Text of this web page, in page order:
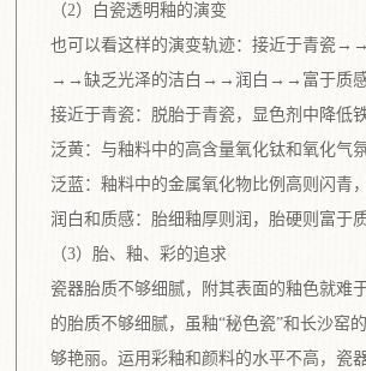
（2）白瓷透明釉的演变
也可以看这样的演变轨迹：接近于青瓷
→→缺乏光泽的洁白→→润白→→富于质感
接近于青瓷：脱胎于青瓷，显色剂中降低
泛黄：与釉料中的高含量氧化钛和氧化气
泛蓝：釉料中的金属氧化物比例高则闪青
润白和质感：胎细釉厚则润，胎硬则富于质
（3）胎、釉、彩的追求
瓷器胎质不够细腻，附其表面的釉色就难
的胎质不够细腻，虽釉“秘色瓷”和长沙窑
够艳丽。运用彩釉和颜料的水平不高，瓷